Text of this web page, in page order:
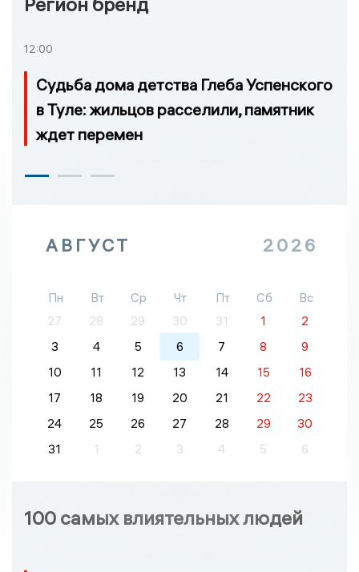
12:00
Судьба дома детства Глеба Успенского
в Туле: жильцов расселили, памятник
ждет перемен
АВГУСТ 2026
Пн Вт Ср Чт Пт Сб
Вс
27
28 29 30 31 1
2
3
4 5 6 7 8
9
10
11 12 13 14 15
16
17
18 19 20 21 22
23
24
25 26 27 28 29
30
31
1 2 3 4 5 6
100 самых влиятельных людей